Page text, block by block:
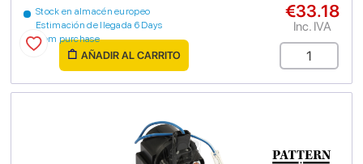
Stock en almacén europeo
Estimación de llegada 6 Days
from purchase
€33.18
Inc. IVA
AÑADIR AL CARRITO